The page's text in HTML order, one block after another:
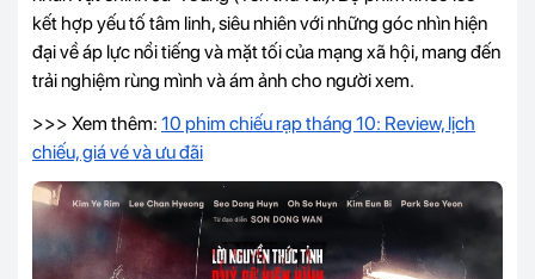
kết hợp yếu tố tâm linh, siêu nhiên với những góc nhìn hiện
đại về áp lực nổi tiếng và mặt tối của mạng xã hội, mang đến
trải nghiệm rùng mình và ám ảnh cho người xem.
>>> Xem thêm: 10 phim chiếu rạp tháng 10: Review, lịch
chiếu, giá vé và ưu đãi